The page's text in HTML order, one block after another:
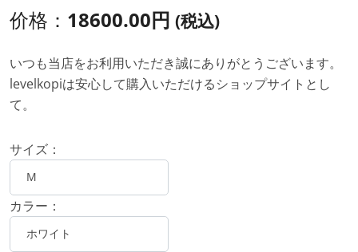
价格： 18600.00円 (税込)
いつも当店をお利用いただき誠にありがとうございます。
levelkopiは安心して購入いただけるショップサイトとし
て。
サイズ：
カラー：